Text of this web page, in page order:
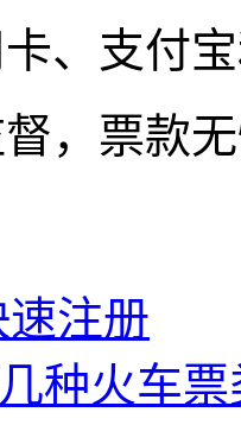
、支付
，票款
注册
种火车